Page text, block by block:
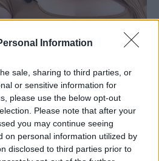
Information
sale, sharing to third parties, or
or sensitive information for
please use the below opt-out
Please note that after your
you may continue seeing
on personal information utilized by
disclosed to third parties prior to